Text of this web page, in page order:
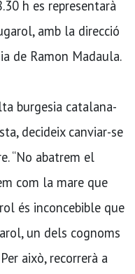
h es representarà
amb la direcció
de Ramon Madaula.
burgesia catalana-
decideix canviar-se
“No abatrem el
com la mare que
és inconcebible que
un dels cognoms
això, recorrerà a